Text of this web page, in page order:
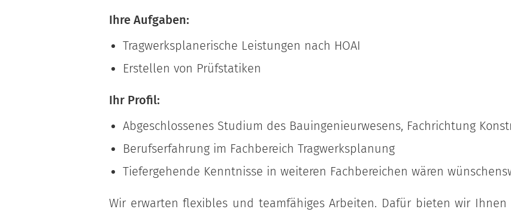
Ihre Aufgaben:
Tragwerksplanerische Leistungen nach HOAI
Erstellen von Prüfstatiken
Ihr Profil:
Abgeschlossenes Studium des Bauingenieurwesens, Fachrichtung
Berufserfahrung im Fachbereich Tragwerksplanung
Tiefergehende Kenntnisse in weiteren Fachbereichen wären
Wir erwarten flexibles und teamfähiges Arbeiten. Dafür bieten wir Ihnen